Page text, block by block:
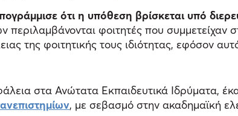
ότι η υπόθεση βρίσκεται υπό
φοιτητές που συμμετείχαν
της φοιτητικής τους ιδιότητας, εφόσον
στα Ανώτατα Εκπαιδευτικά Ιδρύματα,
, με σεβασμό στην ακαδημαϊκή